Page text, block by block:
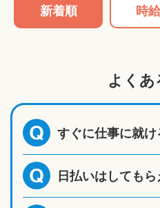
新着順 時
よく
Q すぐに仕事に就
Q 日払いはしてもら